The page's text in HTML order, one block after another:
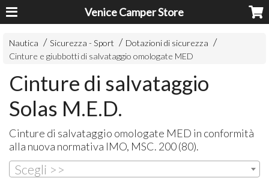
Venice Camper Store
Nautica Sicurezza - Sport
Dotazioni di sicurezza
Cinture e giubbotti di salvataggio omologate MED
Cinture di salvataggio
Solas M.E.D.
Cinture di salvataggio omologate MED in conformità
alla nuova normativa IMO, MSC. 200 (80).
Scegli >>